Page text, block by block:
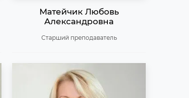
Матейчик Любовь
Александровна
Старший преподаватель